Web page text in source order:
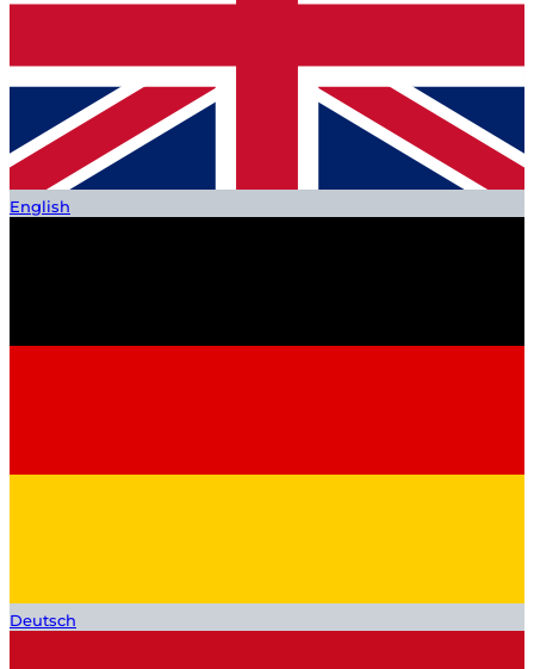
English
Deutsch